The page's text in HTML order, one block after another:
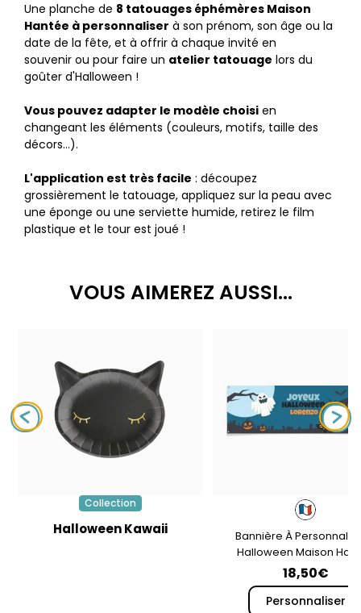
Une planche de 8 tatouages éphémères Maison
Hantée à personnaliser à son prénom, son âge ou la
date de la fête, et à offrir à chaque invité en
souvenir ou pour faire un atelier tatouage lors du
goûter d'Halloween !
Vous pouvez adapter le modèle choisi en
changeant les éléments (couleurs, motifs, taille des
décors…).
L'application est très facile : découpez
grossièrement le tatouage, appliquez sur la peau avec
une éponge ou une serviette humide, retirez le film
plastique et le tour est joué !
VOUS AIMEREZ AUSSI...
Collection
Halloween Kawaii
Bannière À
Halloween Maison
18,50€
Personnaliser